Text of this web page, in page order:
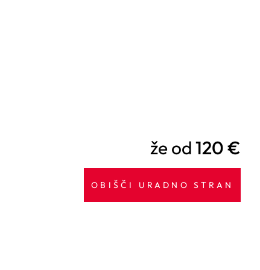
že od120 €
OBIŠČI URADNO STRAN